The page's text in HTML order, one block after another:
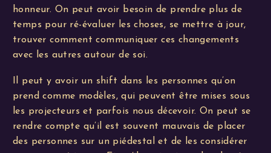
honneur. On peut avoir besoin de prendre plus de
temps pour ré-évaluer les choses, se mettre à jour,
trouver comment communiquer ces changements
avec les autres autour de soi.
Il peut y avoir un shift dans les personnes qu’on
prend comme modèles, qui peuvent être mises sous
les projecteurs et parfois nous décevoir. On peut se
rendre compte qu’il est souvent mauvais de placer
des personnes sur un piédestal et de les considérer